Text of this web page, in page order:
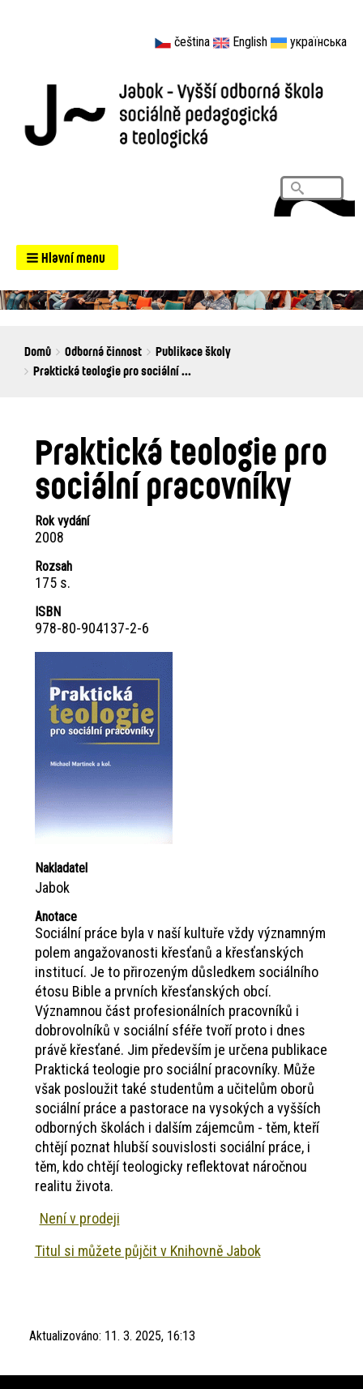
čeština English українська
Search
Hlavní menu
Breadcrumbs
You
are
Domů Odborná činnost
Publikace školy
Praktická teologie pro sociální ...
Praktická teologie pro
sociální pracovníky
Rok vydání
2008
Rozsah
175 s.
ISBN
978-80-904137-2-6
Nakladatel
Jabok
Anotace
Sociální práce byla v naší kultuře vždy významným
polem angažovanosti křesťanů a křesťanských
institucí. Je to přirozeným důsledkem sociálního
étosu Bible a prvních křesťanských obcí.
Významnou část profesionálních pracovníků i
dobrovolníků v sociální sféře tvoří proto i dnes
právě křesťané. Jim především je určena publikace
Praktická teologie pro sociální pracovníky. Může
však posloužit také studentům a učitelům oborů
sociální práce a pastorace na vysokých a vyšších
odborných školách i dalším zájemcům - těm, kteří
chtějí poznat hlubší souvislosti sociální práce, i
těm, kdo chtějí teologicky reflektovat náročnou
realitu života.
Není v prodeji
Titul si můžete půjčit v Knihovně Jabok
Aktualizováno: 11. 3. 2025, 16:13